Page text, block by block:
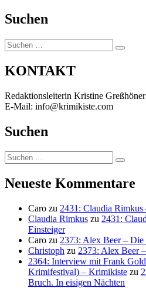
Suchen
Suchen
nach:
Suchen
KONTAKT
Redaktionsleiterin Kristine Greßhöner
E-Mail: info@krimikiste.com
Suchen
Suchen
nach:
Suchen
Neueste Kommentare
Caro zu 2431: Claudia
Claudia Rimkus zu 2431:
Einsteiger
Caro zu 2373: Alex Beer – Die
Christoph zu 2373: Alex Beer
2364: Interview mit Frank
Krimifestival) – Krimikiste zu
Bruch. In eisigen Nächten